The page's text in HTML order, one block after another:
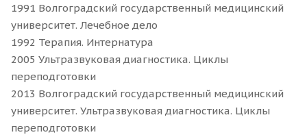
1991 Волгоградский государственный медицинский
университет. Лечебное дело
1992 Терапия. Интернатура
2005 Ультразвуковая диагностика. Циклы
переподготовки
2013 Волгоградский государственный медицинский
университет. Ультразвуковая диагностика. Циклы
переподготовки